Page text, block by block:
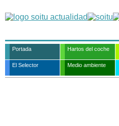
Portada Hartos del coche
El Selector Medio ambiente